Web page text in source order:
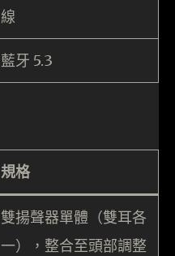
線
藍牙 5.3
規格
雙揚聲器單體（雙耳各
一），整合至頭部調整